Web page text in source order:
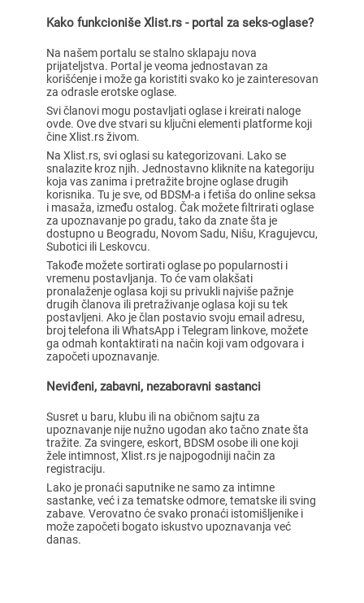
Kako funkcioniše Xlist.rs - portal za seks-oglase?
Na našem portalu se stalno sklapaju nova
prijateljstva. Portal je veoma jednostavan za
korišćenje i može ga koristiti svako ko je zainteresovan
za odrasle erotske oglase.
Svi članovi mogu postavljati oglase i kreirati naloge
ovde. Ove dve stvari su ključni elementi platforme koji
čine Xlist.rs živom.
Na Xlist.rs, svi oglasi su kategorizovani. Lako se
snalazite kroz njih. Jednostavno kliknite na kategoriju
koja vas zanima i pretražite brojne oglase drugih
korisnika. Tu je sve, od BDSM-a i fetiša do online seksa
i masaža, između ostalog. Čak možete filtrirati oglase
za upoznavanje po gradu, tako da znate šta je
dostupno u Beogradu, Novom Sadu, Nišu, Kragujevcu,
Subotici ili Leskovcu.
Takođe možete sortirati oglase po popularnosti i
vremenu postavljanja. To će vam olakšati
pronalaženje oglasa koji su privukli najviše pažnje
drugih članova ili pretraživanje oglasa koji su tek
postavljeni. Ako je član postavio svoju email adresu,
broj telefona ili WhatsApp i Telegram linkove, možete
ga odmah kontaktirati na način koji vam odgovara i
započeti upoznavanje.
Neviđeni, zabavni, nezaboravni sastanci
Susret u baru, klubu ili na običnom sajtu za
upoznavanje nije nužno ugodan ako tačno znate šta
tražite. Za svingere, eskort, BDSM osobe ili one koji
žele intimnost, Xlist.rs je najpogodniji način za
registraciju.
Lako je pronaći saputnike ne samo za intimne
sastanke, već i za tematske odmore, tematske ili sving
zabave. Verovatno će svako pronaći istomišljenike i
može započeti bogato iskustvo upoznavanja već
danas.